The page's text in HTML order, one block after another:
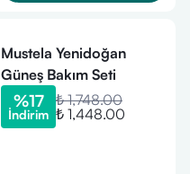
Mustela Yenidoğan
Güneş Bakım Seti
%17
İndirim
₺ 1,748.00
₺ 1,448.00